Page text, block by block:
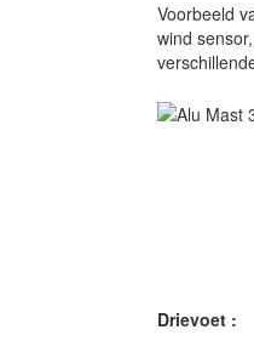
Voorbeeld
wind sensor
Drievoet :